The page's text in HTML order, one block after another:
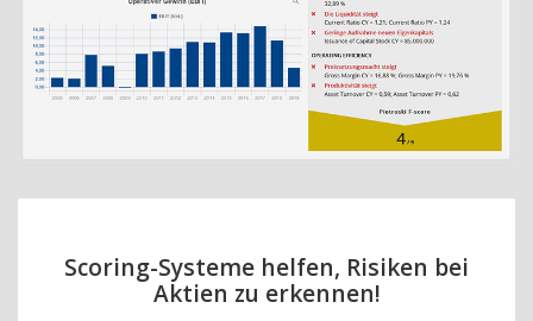
Scoring-Systeme helfen, Risiken bei
Aktien zu erkennen!